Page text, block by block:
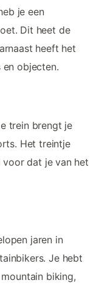
je een
Dit heet de
heeft het
objecten.
trein brengt je
Het treintje
dat je van het
jaren in
Je hebt
biking,